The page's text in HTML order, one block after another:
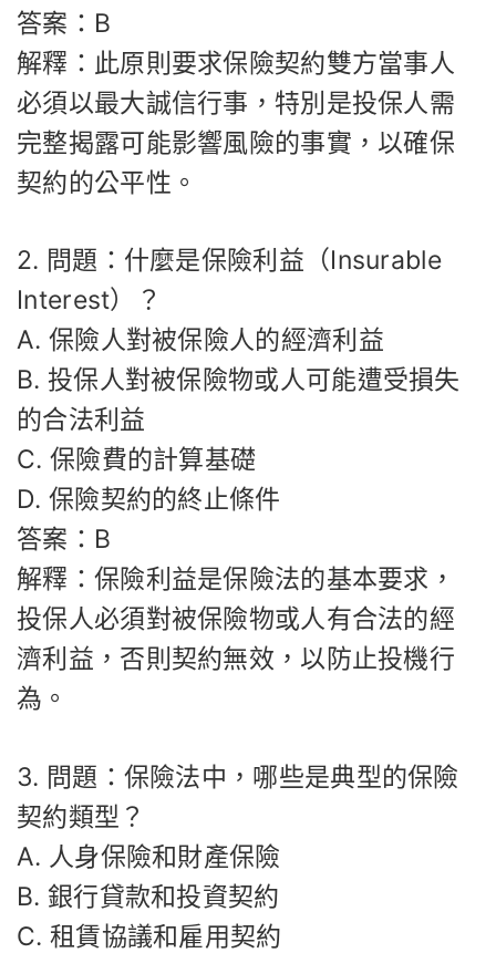
答案：B
解釋：此原則要求保險契約雙方當事人
必須以最大誠信行事，特別是投保人需
完整揭露可能影響風險的事實，以確保
契約的公平性。
2. 問題：什麼是保險利益（Insurable
Interest）？
A. 保險人對被保險人的經濟利益
B. 投保人對被保險物或人可能遭受損失
的合法利益
C. 保險費的計算基礎
D. 保險契約的終止條件
答案：B
解釋：保險利益是保險法的基本要求，
投保人必須對被保險物或人有合法的經
濟利益，否則契約無效，以防止投機行
為。
3. 問題：保險法中，哪些是典型的保險
契約類型？
A. 人身保險和財產保險
B. 銀行貸款和投資契約
C. 租賃協議和雇用契約